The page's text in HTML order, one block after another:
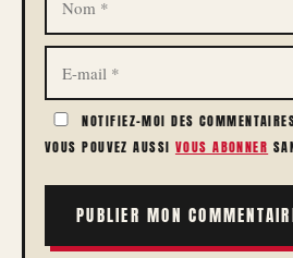
E-
MAIL
NOTIFIEZ-MOI DES
VOUS POUVEZ AUSSI VOUS ABONNER